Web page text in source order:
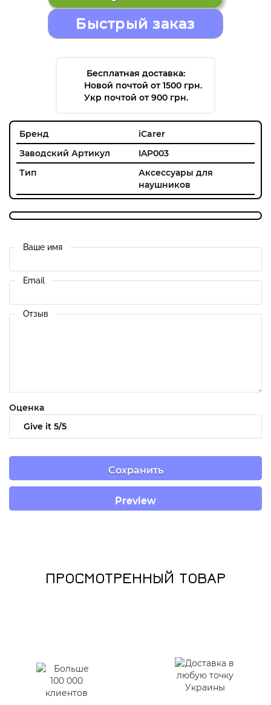
Быстрый заказ
Бесплатная доставка:
Новой почтой от 1500 грн.
Укр почтой от 900 грн.
Бренд
iCarer
Заводский Артикул
IAP003
Тип
Аксессуары для
наушников
Ваше имя
Email
Отзыв
Оценка
ПРОСМОТРЕННЫЙ ТОВАР